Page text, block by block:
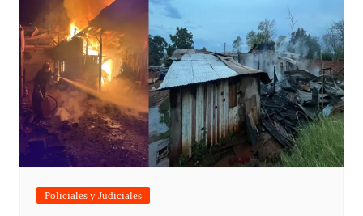
Policiales y Judiciales